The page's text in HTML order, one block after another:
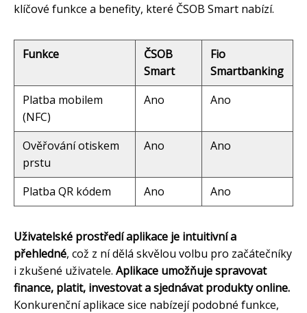
klíčové funkce a benefity, které ČSOB Smart nabízí.
Funkce
ČSOB
Smart
Fio
Smartbanking
Platba mobilem
(NFC)
Ano Ano
Ověřování otiskem
prstu
Ano Ano
Platba QR kódem Ano Ano
Uživatelské prostředí aplikace je intuitivní a
přehledné, což z ní dělá skvělou volbu pro začátečníky
i zkušené uživatele. Aplikace umožňuje spravovat
finance, platit, investovat a sjednávat produkty online.
Konkurenční aplikace sice nabízejí podobné funkce,